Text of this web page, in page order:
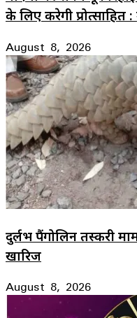
के लिए करेगी प्रोत्साहित
August 8, 2026
दुर्लभ पैंगोलिन तस्करी
खारिज
August 8, 2026